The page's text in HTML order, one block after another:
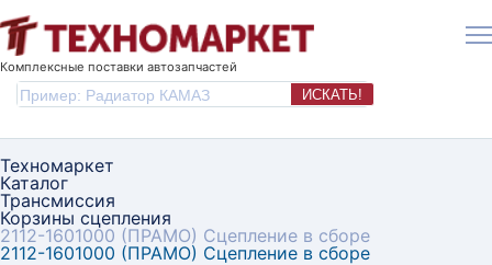
Комплексные поставки автозапчастей
ИСКАТЬ!
Техномаркет
Каталог
Трансмиссия
Корзины сцепления
2112-1601000 (ПРАМО) Сцепление в сборе
2112-1601000 (ПРАМО) Сцепление в сборе